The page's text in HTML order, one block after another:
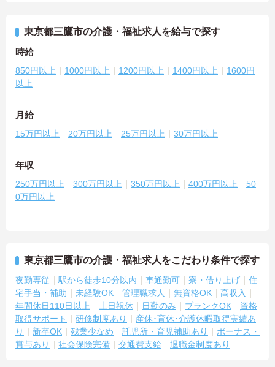
東京都三鷹市の介護・福祉求人を給与で探す
時給
850円以上 1000円以上 1200円以上 1400円以上
1600円
以上
月給
15万円以上 20万円以上 25万円以上 30万円以上
年収
250万円以上 300万円以上 350万円以上 400万円以上
50
0万円以上
東京都三鷹市の介護・福祉求人をこだわり条件で探す
夜勤専従 駅から徒歩10分以内 車通勤可 寮・借り上げ
住
宅手当・補助
未経験OK 管理職求人 無資格OK
高収入
年間休日110日以上
土日祝休 日勤のみ ブランクOK
資格
取得サポート
研修制度あり
産休･育休･介護休暇取得実績あ
り
新卒OK 残業少なめ 託児所・育児補助あり
ボーナス・
賞与あり
社会保険完備 交通費支給 退職金制度あり